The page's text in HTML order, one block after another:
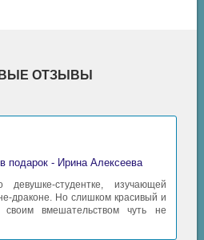
ОТЗЫВЫ
подарок - Ирина Алексеева
студентке, изучающей
драконе. Но слишком красивый и
своим вмешательством чуть не